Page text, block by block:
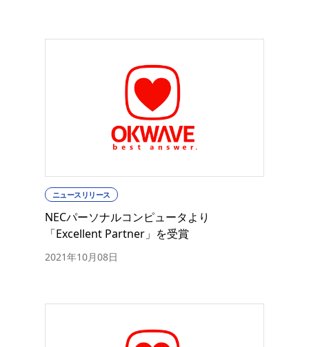
ニュースリリース
NECパーソナルコンピュータより
「Excellent Partner」を受賞
2021年10月08日